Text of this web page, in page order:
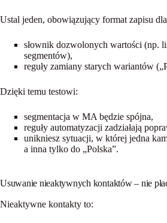
Ustal jeden, obowiązujący format zapisu
słownik dozwolonych wartości (np.
segmentów),
reguły zamiany starych wariantów
Dzięki temu testowi:
segmentacja w MA będzie spójna,
reguły automatyzacji zadziałają
unikniesz sytuacji, w której jedna
a inna tylko do „Polska”.
Usuwanie nieaktywnych kontaktów – nie
Nieaktywne kontakty to: